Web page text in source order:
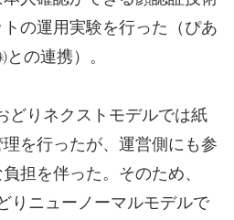
の運用実験を行った（ぴあ
の連携）。
どりネクストモデルでは紙
を行ったが、運営側にも参
担を伴った。そのため、
りニューノーマルモデルで